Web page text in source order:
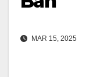
MAR 15, 2025